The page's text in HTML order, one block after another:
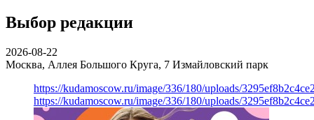
Выбор редакции
2026-08-22
Москва, Аллея Большого Круга, 7 Измайловский парк
https://kudamoscow.ru/image/336/180/uploads/
https://kudamoscow.ru/image/336/180/uploads/